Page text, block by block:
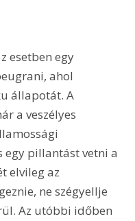
esetben egy
ahol
állapotát. A
a veszélyes
egy pillantást vetni a
elvileg az
ne szégyellje
Az utóbbi időben